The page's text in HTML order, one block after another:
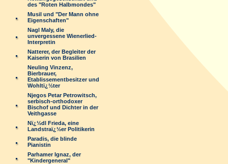
des "Roten Halbmondes"
Musil und "Der Mann ohne
Eigenschaften"
Nagl Maly, die
unvergessene Wienerlied-
Interpretin
Natterer, der Begleiter der
Kaiserin von Brasilien
Neuling Vinzenz,
Bierbrauer,
Etablissementbesitzer und
Wohltï¿½ter
Njegos Petar Petrowitsch,
serbisch-orthodoxer
Bischof und Dichter in der
Veithgasse
Nï¿½dl Frieda, eine
Landstraï¿½er Politikerin
Paradis, die blinde
Pianistin
Parhamer Ignaz, der
"Kindergeneral"